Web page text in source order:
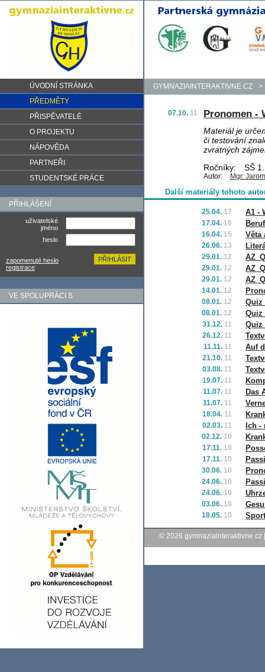
ÚVODNÍ STRÁNKA
PŘEDMĚTY
PŘISPĚVATELÉ
O PROJEKTU
NÁPOVĚDA
PARTNEŘI
STUDENTSKÉ PRÁCE
PŘIHLÁŠENÍ
uživatelské
jméno
heslo
zapomenuté heslo
registrace
VE SPOLUPRÁCI S
GYMNAZIAINTERAKTIVNE.CZ >
07.10. 11 Pronomen -
Materiál je
či testování
zvratných
Ročníky:
SŠ
Autor: Mgr.
Další materiály tohoto
25.04. 17 A1 -
17.04. 16
16.04. 15 Věta
26.06. 13
29.01. 12
29.01. 12
29.01. 12
14.01. 12
08.01. 12 Quiz
08.01. 12 Quiz
31.12. 11 Quiz
26.12. 11
11.11. 11 Auf
21.10. 11
03.08. 11
19.07. 11
11.07. 11 Das
11.07. 11
18.04. 11
02.03. 11 Ich -
02.12. 10
17.11. 10
17.11. 10
30.06. 10
24.06. 10
24.06. 10
03.06. 10
18.05. 10 Sport
© 2026 gymnaziainteraktivne.cz